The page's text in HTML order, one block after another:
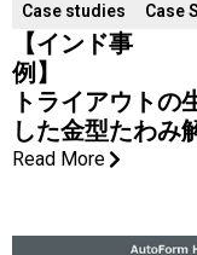
Case studies Case
【インド事
トライアウトの
した金型たわみ
Read More